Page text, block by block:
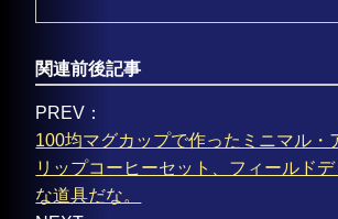
関連前後記事
PREV：
100均マグカップで作ったミニマル・
リップコーヒーセット、フィールド
な道具だな。